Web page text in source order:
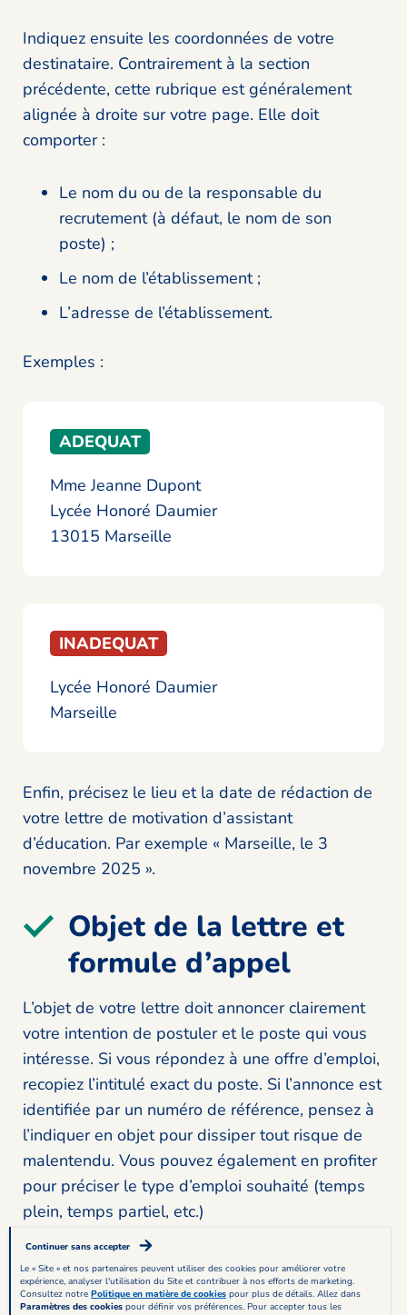
Indiquez ensuite les coordonnées de votre
destinataire. Contrairement à la section
précédente, cette rubrique est généralement
alignée à droite sur votre page. Elle doit
comporter :
Le nom du ou de la responsable du
recrutement (à défaut, le nom de son
poste) ;
Le nom de l’établissement ;
L’adresse de l’établissement.
Exemples :
ADEQUAT
Mme Jeanne Dupont
Lycée Honoré Daumier
13015 Marseille
INADEQUAT
Lycée Honoré Daumier
Marseille
Enfin, précisez le lieu et la date de rédaction de
votre lettre de motivation d’assistant
d’éducation. Par exemple « Marseille, le 3
novembre 2025 ».
Objet de la lettre et
formule d’appel
L’objet de votre lettre doit annoncer clairement
votre intention de postuler et le poste qui vous
intéresse. Si vous répondez à une offre d’emploi,
recopiez l’intitulé exact du poste. Si l’annonce est
identifiée par un numéro de référence, pensez à
l’indiquer en objet pour dissiper tout risque de
malentendu. Vous pouvez également en profiter
pour préciser le type d’emploi souhaité (temps
plein, temps partiel, etc.)
Ultime convention avant de vous attaquer au
corps de votre lettre, la formule d’appel ne doit
Continuer sans accepter
Le « Site » et nos partenaires peuvent utiliser des cookies pour améliorer votre
expérience, analyser l'utilisation du Site et contribuer à nos efforts de marketing.
Consultez notre Politique en matière de cookies pour plus de détails. Allez dans
Paramètres des cookies pour définir vos préférences. Pour accepter tous les